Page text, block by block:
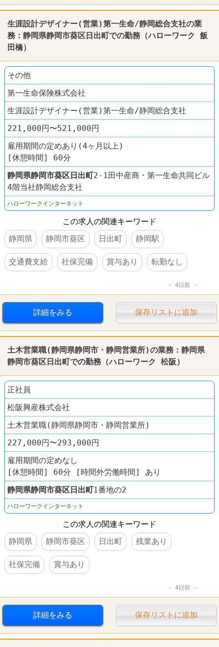
生涯設計デザイナー(営業)第一生命/静岡総合支社の業
務：静岡県静岡市葵区日出町での勤務（ハローワーク 飯
田橋）
その他
第一生命保険株式会社
生涯設計デザイナー(営業)第一生命/静岡総合支社
221,000円〜521,000円
雇用期間の定めあり(4ヶ月以上)
[休憩時間] 60分
静岡県静岡市葵区日出町2-1田中産商・第一生命共同ビル
4階当社静岡総合支社
ハローワークインターネット
この求人の関連キーワード
静岡県
静岡市葵区 日出町 静岡駅
交通費支給 社保完備 賞与あり 転勤なし
4日前
詳細をみる 保存リストに追加
土木営業職(静岡県静岡市・静岡営業所)の業務：静岡県
静岡市葵区日出町での勤務（ハローワーク 松阪）
正社員
松阪興産株式会社
土木営業職(静岡県静岡市・静岡営業所)
227,000円〜293,000円
雇用期間の定めなし
[休憩時間] 60分 [時間外労働時間] あり
静岡県静岡市葵区日出町1番地の2
ハローワークインターネット
この求人の関連キーワード
静岡県
静岡市葵区 日出町 残業あり
社保完備 賞与あり
4日前
詳細をみる 保存リストに追加